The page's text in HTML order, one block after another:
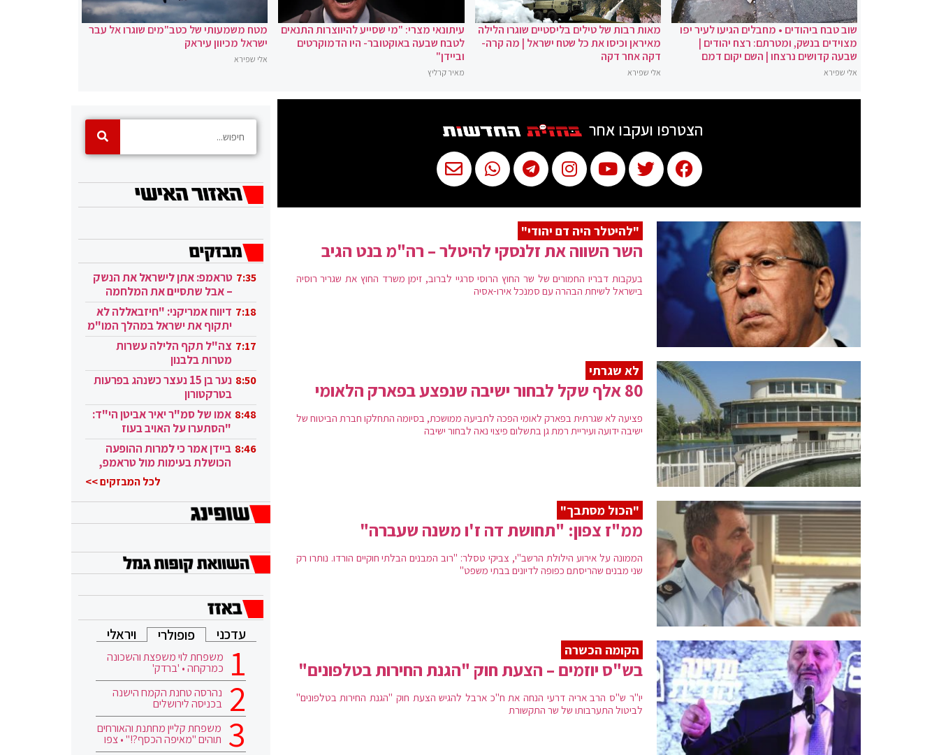
שוב טבח ביהודים • מחבלים הגיעו לעיר יפו
מצוידים בנשק, ומטרתם: רצח יהודים |
שבעה קדושים נרצחו | השם יקום דמם
אלי שפירא
מאות רבות של טילים בליסטיים שוגרו הלילה
מאיראן וכיסו את כל שטח ישראל | מה קרה-
דקה אחר דקה
אלי שפירא
עיתונאי מצרי: "מי שסייע להיווצרות התנאים
לטבח שבעה באוקטובר- היו הדמוקרטים
וביידן"
מאיר קרליץ
מטח משמעותי של כטב"מים שוגרו אל עבר
ישראל מכיוון עיראק
אלי שפירא
הצטרפו ועקבו אחר
"להיטלר היה דם יהודי"
השר השווה את זלנסקי להיטלר – רה"מ בנט הגיב
בעקבות דבריו החמורים של שר החוץ הרוסי סרגיי לברוב, זימן משרד החוץ את שגריר רוסיה
בישראל לשיחת הבהרה עם סמנכל אירו-אסיה
לא שגרתי
80 אלף שקל לבחור ישיבה שנפצע בפארק הלאומי
פציעה לא שגרתית בפארק לאומי הפכה לתביעה ממושכת, בסיומה התחלקו חברת הביטוח של
ישיבה ידועה ועיריית רמת גן בתשלום פיצוי נאה לבחור ישיבה
"הכול מסתבך"
ממ"ז צפון: "תחושת דה ז'ו משנה שעברה"
הממונה על אירוע הילולת הרשב"י, צביקי טסלר: "רוב המבנים הבלתי חוקיים הורדו. נותרו רק
שני מבנים שהריסתם כפופה לדיונים בבתי משפט"
הקומה הכשרה
בש"ס יוזמים – הצעת חוק "הגנת החירות בטלפונים"
יו"ר ש"ס הרב אריה דרעי הנחה את ח"כ ארבל להגיש הצעת חוק "הגנת החירות בטלפונים"
לביטול התערבותו של שר התקשורת
7:35 טראמפ: אתן לישראל את הנשק
– אבל שתסיים את המלחמה
בעזה 7:18 דיווח אמריקני: "חיזבאללה לא
יתקוף את ישראל במהלך המו"מ
בקטאר" 7:17 צה"ל תקף הלילה עשרות
מטרות בלבנון
8:50
נער בן 15 נעצר כשנהג בפרעות
בטרקטורון
8:48 אמו של סמ"ר יאיר אביטן הי"ד:
"הסתערו על האויב בעוז
ובגבורה" 8:46 ביידן אמר כי למרות ההופעה
הכושלת בעימות מול טראמפ,
לכל המבזקים >>
עדכני פופולרי ויראלי
משפחת לוי משפצת והשכונה
כמרקחה • 'ברדק'
נהרסה טחנת הקמח הישנה
בכניסה לירושלים
משפחת קליין מחתנת והאורחים
תוהים "מאיפה הכסף?!" • צפו